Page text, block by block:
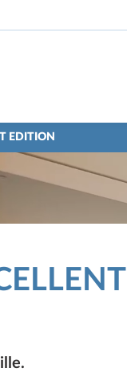
EDITION